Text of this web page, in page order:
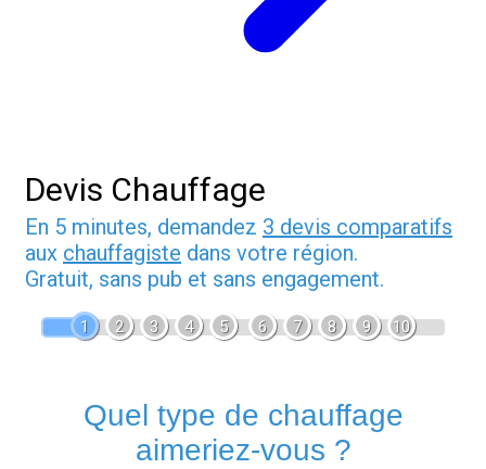
Devis Chauffage
En 5 minutes, demandez 3 devis comparatifs
aux chauffagiste dans votre région.
Gratuit, sans pub et sans engagement.
1 2 3 4 5 6 7 8 9 10
Quel type de chauffage
aimeriez-vous ?